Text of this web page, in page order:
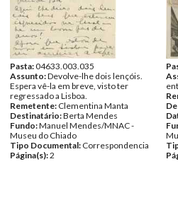
Pasta:04633.003.035
Assunto:Devolve-lhe dois lençóis.
Espera vê-la em breve, visto ter
regressado a Lisboa.
Remetente: Clementina Manta
Destinatário:Berta Mendes
Fundo:Manuel Mendes/MNAC -
Museu do Chiado
Tipo Documental: Correspondencia
Página(s):2